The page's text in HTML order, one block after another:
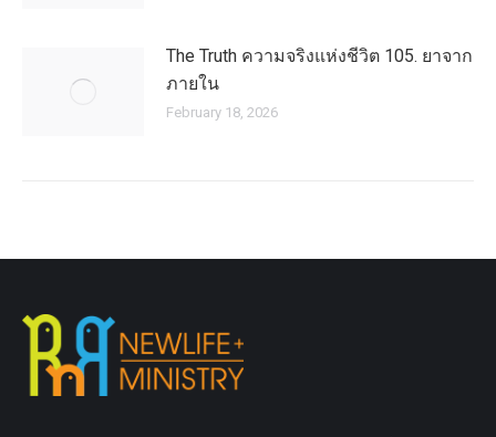
The Truth ความจริงแห่งชีวิต 105. ยาจาก
ภายใน
February 18, 2026